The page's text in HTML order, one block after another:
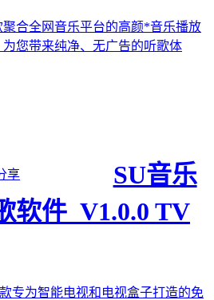
合全网音乐平台的高颜*音乐播放
您带来纯净、无广告的听歌体
享
SU音乐
软件_V1.0.0 TV
专为智能电视和电视盒子打造的免